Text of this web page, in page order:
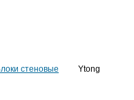
стеновые Ytong